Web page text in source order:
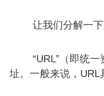
让我们分解一下
“URL”（即统一
址。一般来说，URL